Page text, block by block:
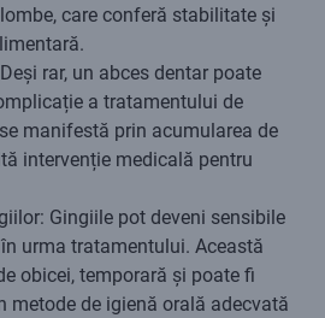
care conferă stabilitate și
rar, un abces dentar poate
a tratamentului de
manifestă prin acumularea de
intervenție medicală pentru
Gingiile pot deveni sensibile
urma tratamentului. Această
obicei, temporară și poate fi
metode de igienă orală adecvată